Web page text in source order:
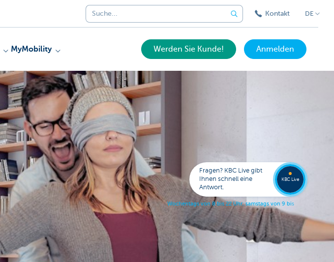
Kontakt DE
MyMobility Werden Sie Kunde! Anmelden
Fragen? KBC Live gibt
Ihnen schnell eine
Antwort.
Wochentags von 8 bis 22 Uhr, samstags von 9 bis
KBC Live